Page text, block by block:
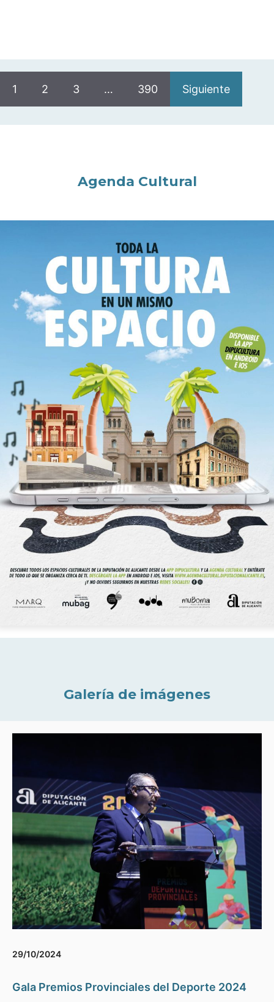
1 2 3 … 390 Siguiente
Agenda Cultural
Galería de imágenes
29/10/2024
Gala Premios Provinciales del Deporte 2024